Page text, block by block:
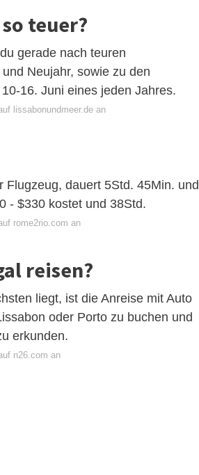
teuer?
gerade nach teuren
Neujahr, sowie zu den
16. Juni eines jeden Jahres.
lissabonundmeer.de an
Flugzeug, dauert 5Std. 45Min. und
- $330 kostet und 38Std.
rome2rio.com an
reisen?
liegt, ist die Anreise mit Auto
oder Porto zu buchen und
erkunden.
n26.com an